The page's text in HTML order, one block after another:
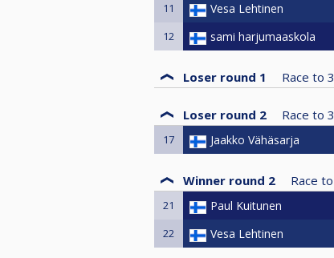
11 Vesa Lehtinen
12 sami harjumaaskola
Loser round 1 Race to 3
Loser round 2 Race to 3
17 Jaakko Vähäsarja
Winner round 2 Race to
21 Paul Kuitunen
22 Vesa Lehtinen